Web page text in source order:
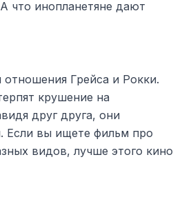
что инопланетяне дают
Грейса и Рокки.
крушение на
друг друга, они
Если вы ищете фильм про
видов, лучше этого кино